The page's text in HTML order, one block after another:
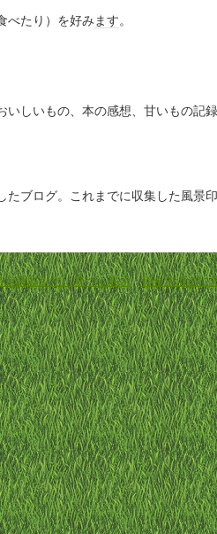
べたり）を好みます。
いしいもの、本の感想、甘いもの記録
たブログ。これまでに収集した風景印
定商取引法に基づく表示-資金決済法に